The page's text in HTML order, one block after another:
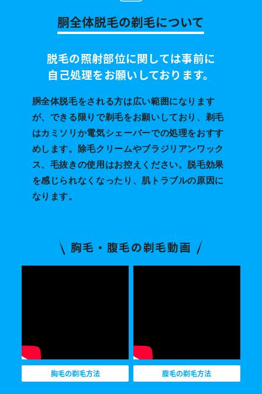
胴全体脱毛の剃毛について
脱毛の照射部位に関しては事前に
自己処理をお願いしております。
胴全体脱毛をされる方は広い範囲になります
が、できる限りで剃毛をお願いしており、 剃毛
はカミソリか電気シェーバーでの処理をおすす
めします。
除毛クリームやブラジリアンワック
ス、毛抜きの使用はお控えください。 脱毛効果
を感じられなくなったり、肌トラブルの原因に
なります。
胸毛・腹毛の剃毛動画
胸毛の剃毛方法 腹毛の剃毛方法